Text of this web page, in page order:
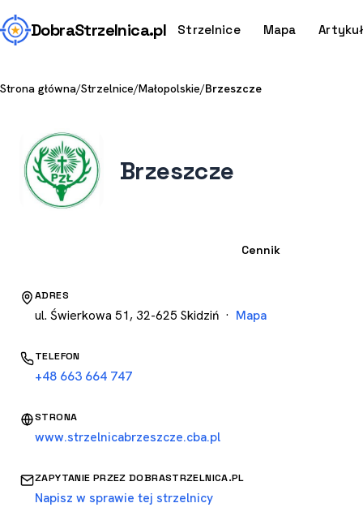
DobraStrzelnica.pl Strzelnice Mapa
Strona główna/Strzelnice/Małopolskie/Brzeszcze
Brzeszcze
Cennik
ADRES
ul. Świerkowa 51, 32-625 Skidziń · Mapa
TELEFON
+48 663 664 747
STRONA
www.strzelnicabrzeszcze.cba.pl
ZAPYTANIE PRZEZ DOBRASTRZELNICA.PL
Napisz w sprawie tej strzelnicy